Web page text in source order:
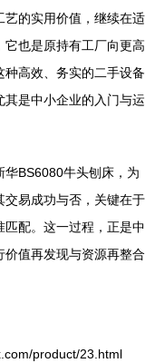
艺的实用价值，继续在适
也是原持有工厂向更高
高效、务实的二手设备
是中小企业的入门与运
BS6080牛头刨床，为
易成功与否，关键在于
配。这一过程，正是中
值再发现与资源再整合
product/23.html